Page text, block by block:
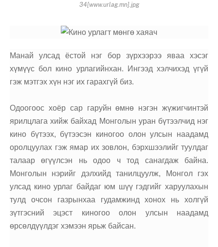
34[www.urlag.mn].jpg
Манай улсад ёстой нэг бор зүрхээрээ яваа хэсэг
хүмүүс бол кино урлагийнхан. Ингээд хэлчихэд үгүй
гэж мэтгэх хүн нэг их гарахгүй биз.
Одоогоос хоёр cap гаруйн өмнө нэгэн жүжигчинтэй
ярилцлага хийж байхад Монголын уран бүтээлчид нэг
кино бүтээх, бүтээсэн киногоо олон улсын наадамд
оролцуулах гэж ямар их зовлон, бэрхшээлийг туулдаг
талаар өгүүлсэн нь одоо ч тод санагдаж байна.
Монголын нэрийг дэлхийд танилцуулж, Монгол гэх
улсад кино урлаг байдаг юм шүү гэдгийг харуулахын
тулд очсон газрынхаа гудамжинд хонох нь холгүй
зүтгэсний эцэст киногоо олон улсын наадамд
өрсөлдүүлдэг хэмээн ярьж байсан.